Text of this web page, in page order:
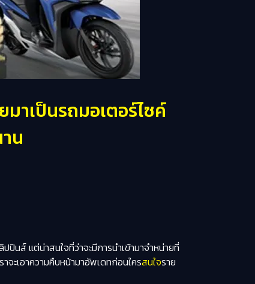
าเป็นรถมอเตอร์ไซค์
น
ปปินส์ แต่น่าสนใจที่ว่าจะมีการนำเข้ามาจำหน่ายที่
าจะเอาความคืบหน้ามาอัพเดทก่อนใครสนใจราย